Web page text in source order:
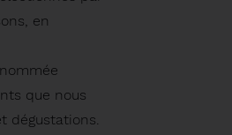
en
que nous
dégustations.